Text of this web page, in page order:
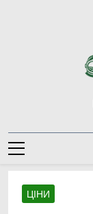
ЦІНИ